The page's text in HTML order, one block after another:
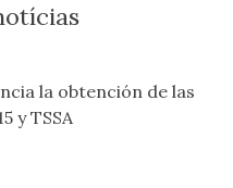
la obtención de las
y TSSA